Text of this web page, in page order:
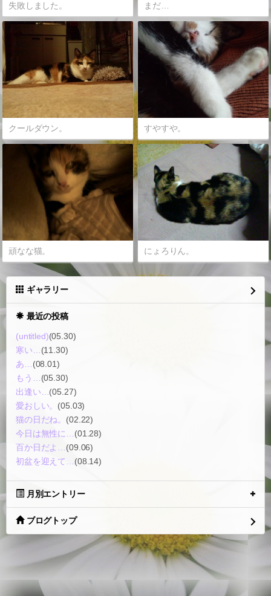
失敗しました。 まだ…
クールダウン。 すやすや。
頑なな猫。 にょろりん。
ギャラリー
最近の投稿
(untitled)(05.30)
寒い…(11.30)
あ…(08.01)
もう…(05.30)
出逢い…(05.27)
愛おしい。 (05.03)
猫の日だね。 (02.22)
今日は無性に…(01.28)
百か日だよ…(09.06)
初盆を迎えて…(08.14)
月別エントリー
ブログトップ